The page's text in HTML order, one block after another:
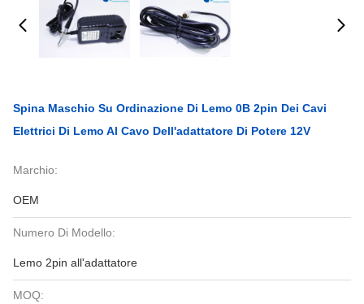
Spina Maschio Su Ordinazione Di Lemo 0B 2pin Dei Cavi
Elettrici Di Lemo Al Cavo Dell'adattatore Di Potere 12V
Marchio:
OEM
Numero Di Modello:
Lemo 2pin all'adattatore
MOQ: